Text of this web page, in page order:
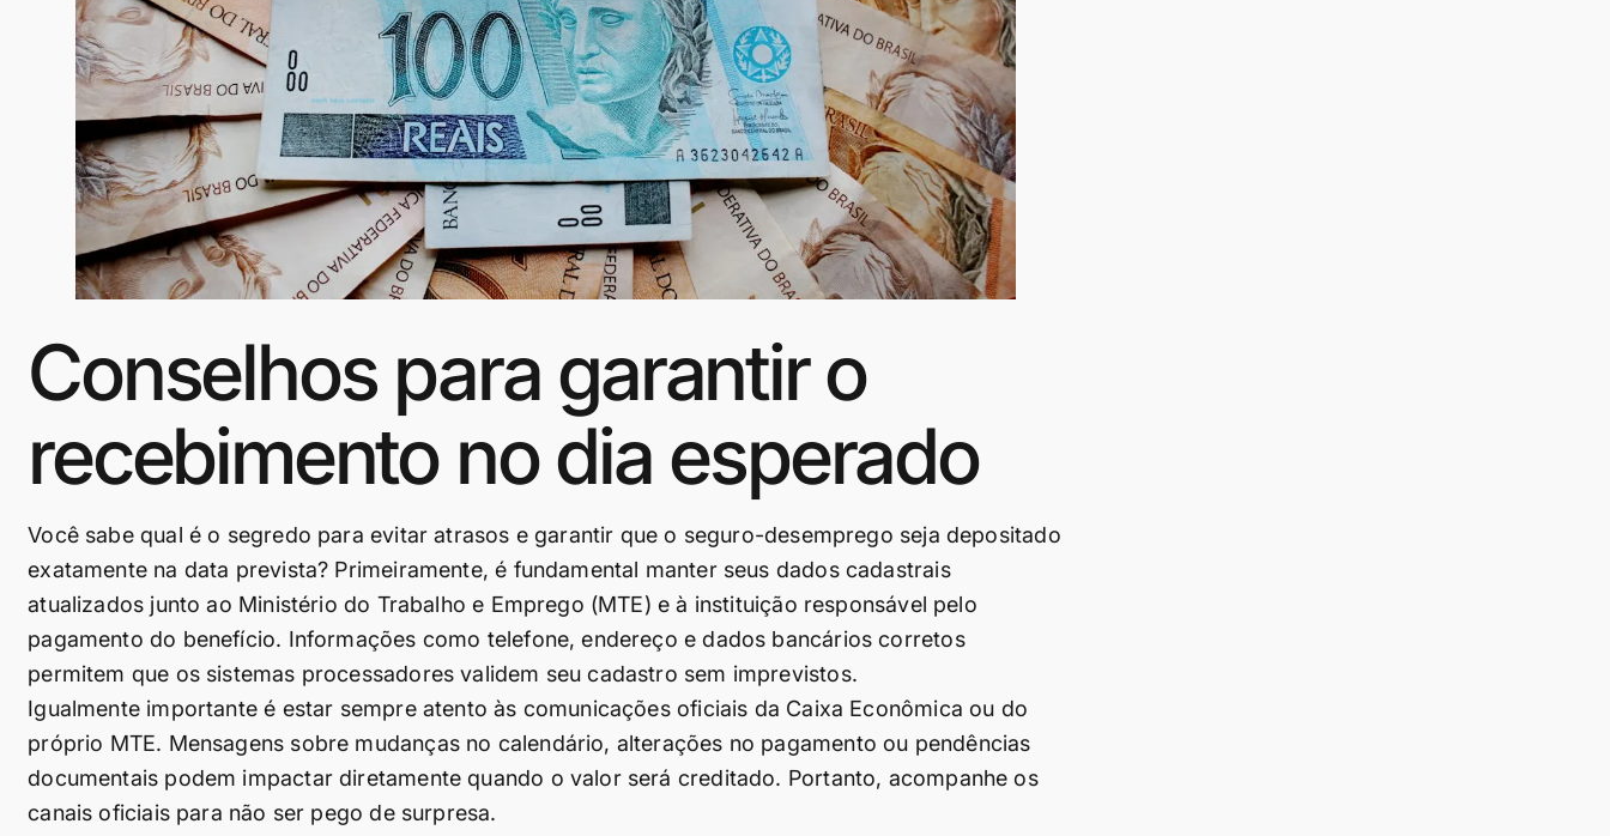
Conselhos para garantir o
recebimento no dia esperado
Você sabe qual é o segredo para evitar atrasos e garantir que o seguro-desemprego seja depositado
exatamente na data prevista? Primeiramente, é fundamental manter seus dados cadastrais
atualizados junto ao Ministério do Trabalho e Emprego (MTE) e à instituição responsável pelo
pagamento do benefício. Informações como telefone, endereço e dados bancários corretos
permitem que os sistemas processadores validem seu cadastro sem imprevistos.
Igualmente importante é estar sempre atento às comunicações oficiais da Caixa Econômica ou do
próprio MTE. Mensagens sobre mudanças no calendário, alterações no pagamento ou pendências
documentais podem impactar diretamente quando o valor será creditado. Portanto, acompanhe os
canais oficiais para não ser pego de surpresa.